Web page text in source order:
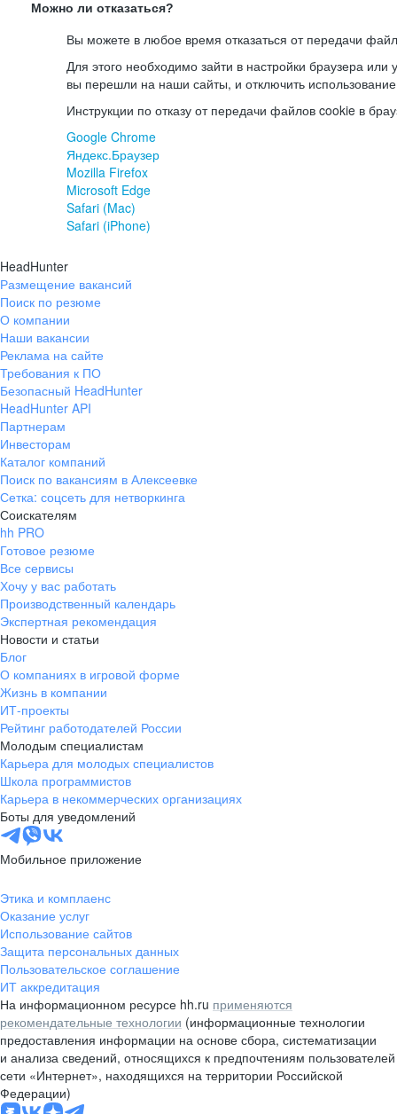
Можно ли отказаться?
Вы можете в любое время отказаться от передачи
Для этого необходимо зайти в настройки браузера или
вы перешли на наши сайты, и отключить
Инструкции по отказу от передачи файлов cookie в
Google Chrome
Яндекс.Браузер
Mozilla Firefox
Microsoft Edge
Safari (Mac)
Safari (iPhone)
HeadHunter
Размещение вакансий
Поиск по резюме
О компании
Наши вакансии
Реклама на сайте
Требования к ПО
Безопасный HeadHunter
HeadHunter API
Партнерам
Инвесторам
Каталог компаний
Поиск по вакансиям в Алексеевке
Сетка: соцсеть для нетворкинга
Соискателям
hh PRO
Готовое резюме
Все сервисы
Хочу у вас работать
Производственный календарь
Экспертная рекомендация
Новости и статьи
Блог
О компаниях в игровой форме
Жизнь в компании
ИТ-проекты
Рейтинг работодателей России
Молодым специалистам
Карьера для молодых специалистов
Школа программистов
Карьера в некоммерческих организациях
Боты для уведомлений
Мобильное приложение
Этика и комплаенс
Оказание услуг
Использование сайтов
Защита персональных данных
Пользовательское соглашение
ИТ аккредитация
На информационном ресурсе hh.ru применяются
рекомендательные технологии (информационные технологии
предоставления информации на основе сбора, систематизации
и анализа сведений, относящихся к предпочтениям пользователей
сети «Интернет», находящихся на территории Российской
Федерации)